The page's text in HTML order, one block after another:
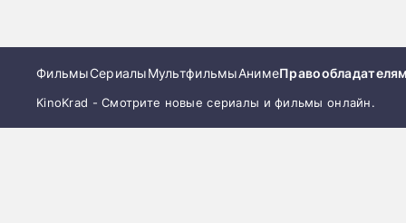
ФильмыСериалыМультфильмыАниме
KinoKrad - Смотрите новые сериалы и фильмы онлайн.